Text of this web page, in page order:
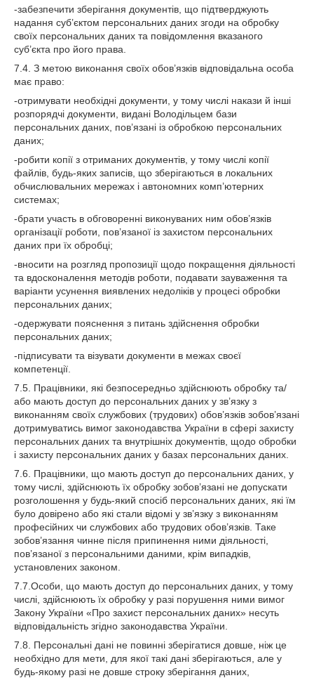
-забезпечити зберігання документів, що підтверджують
надання суб’єктом персональних даних згоди на обробку
своїх персональних даних та повідомлення вказаного
суб’єкта про його права.
7.4. З метою виконання своїх обов’язків відповідальна особа
має право:
-отримувати необхідні документи, у тому числі накази й інші
розпорядчі документи, видані Володільцем бази
персональних даних, пов’язані із обробкою персональних
даних;
-робити копії з отриманих документів, у тому числі копії
файлів, будь-яких записів, що зберігаються в локальних
обчислювальних мережах і автономних комп’ютерних
системах;
-брати участь в обговоренні виконуваних ним обов’язків
організації роботи, пов’язаної із захистом персональних
даних при їх обробці;
-вносити на розгляд пропозиції щодо покращення діяльності
та вдосконалення методів роботи, подавати зауваження та
варіанти усунення виявлених недоліків у процесі обробки
персональних даних;
-одержувати пояснення з питань здійснення обробки
персональних даних;
-підписувати та візувати документи в межах своєї
компетенції.
7.5. Працівники, які безпосередньо здійснюють обробку та/
або мають доступ до персональних даних у зв’язку з
виконанням своїх службових (трудових) обов’язків зобов’язані
дотримуватись вимог законодавства України в сфері захисту
персональних даних та внутрішніх документів, щодо обробки
і захисту персональних даних у базах персональних даних.
7.6. Працівники, що мають доступ до персональних даних, у
тому числі, здійснюють їх обробку зобов’язані не допускати
розголошення у будь-який спосіб персональних даних, які їм
було довірено або які стали відомі у зв’язку з виконанням
професійних чи службових або трудових обов’язків. Таке
зобов’язання чинне після припинення ними діяльності,
пов’язаної з персональними даними, крім випадків,
установлених законом.
7.7.Особи, що мають доступ до персональних даних, у тому
числі, здійснюють їх обробку у разі порушення ними вимог
Закону України «Про захист персональних даних» несуть
відповідальність згідно законодавства України.
7.8. Персональні дані не повинні зберігатися довше, ніж це
необхідно для мети, для якої такі дані зберігаються, але у
будь-якому разі не довше строку зберігання даних,